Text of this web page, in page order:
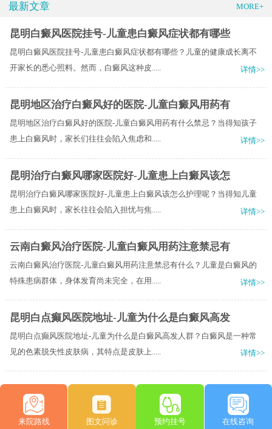
最新文章 MORE+
昆明白癜风医院挂号-儿童患白癜风症状都有哪些
昆明白癜风医院挂号-儿童患白癜风症状都有哪些？儿童的健康成长离不
开家长的悉心照料。然而，白癜风这种皮.....
详情>>
昆明地区治疗白癜风好的医院-儿童白癜风用药有
昆明地区治疗白癜风好的医院-儿童白癜风用药有什么禁忌？当得知孩子
患上白癜风时，家长们往往会陷入焦虑和.....
详情>>
昆明治疗白癜风哪家医院好-儿童患上白癜风该怎
昆明治疗白癜风哪家医院好-儿童患上白癜风该怎么护理呢？当得知儿童
患上白癜风时，家长往往会陷入担忧与焦.....
详情>>
云南白癜风治疗医院-儿童白癜风用药注意禁忌有
云南白癜风治疗医院-儿童白癜风用药注意禁忌有什么？儿童是白癜风的
特殊患病群体，身体发育尚未完全，在用.....
详情>>
昆明白点癫风医院地址-儿童为什么是白癜风高发
昆明白点癫风医院地址-儿童为什么是白癜风高发人群？白癜风是一种常
见的色素脱失性皮肤病，其特点是皮肤上.....
详情>>
来院路线 图文问诊 预约挂号 在线咨询